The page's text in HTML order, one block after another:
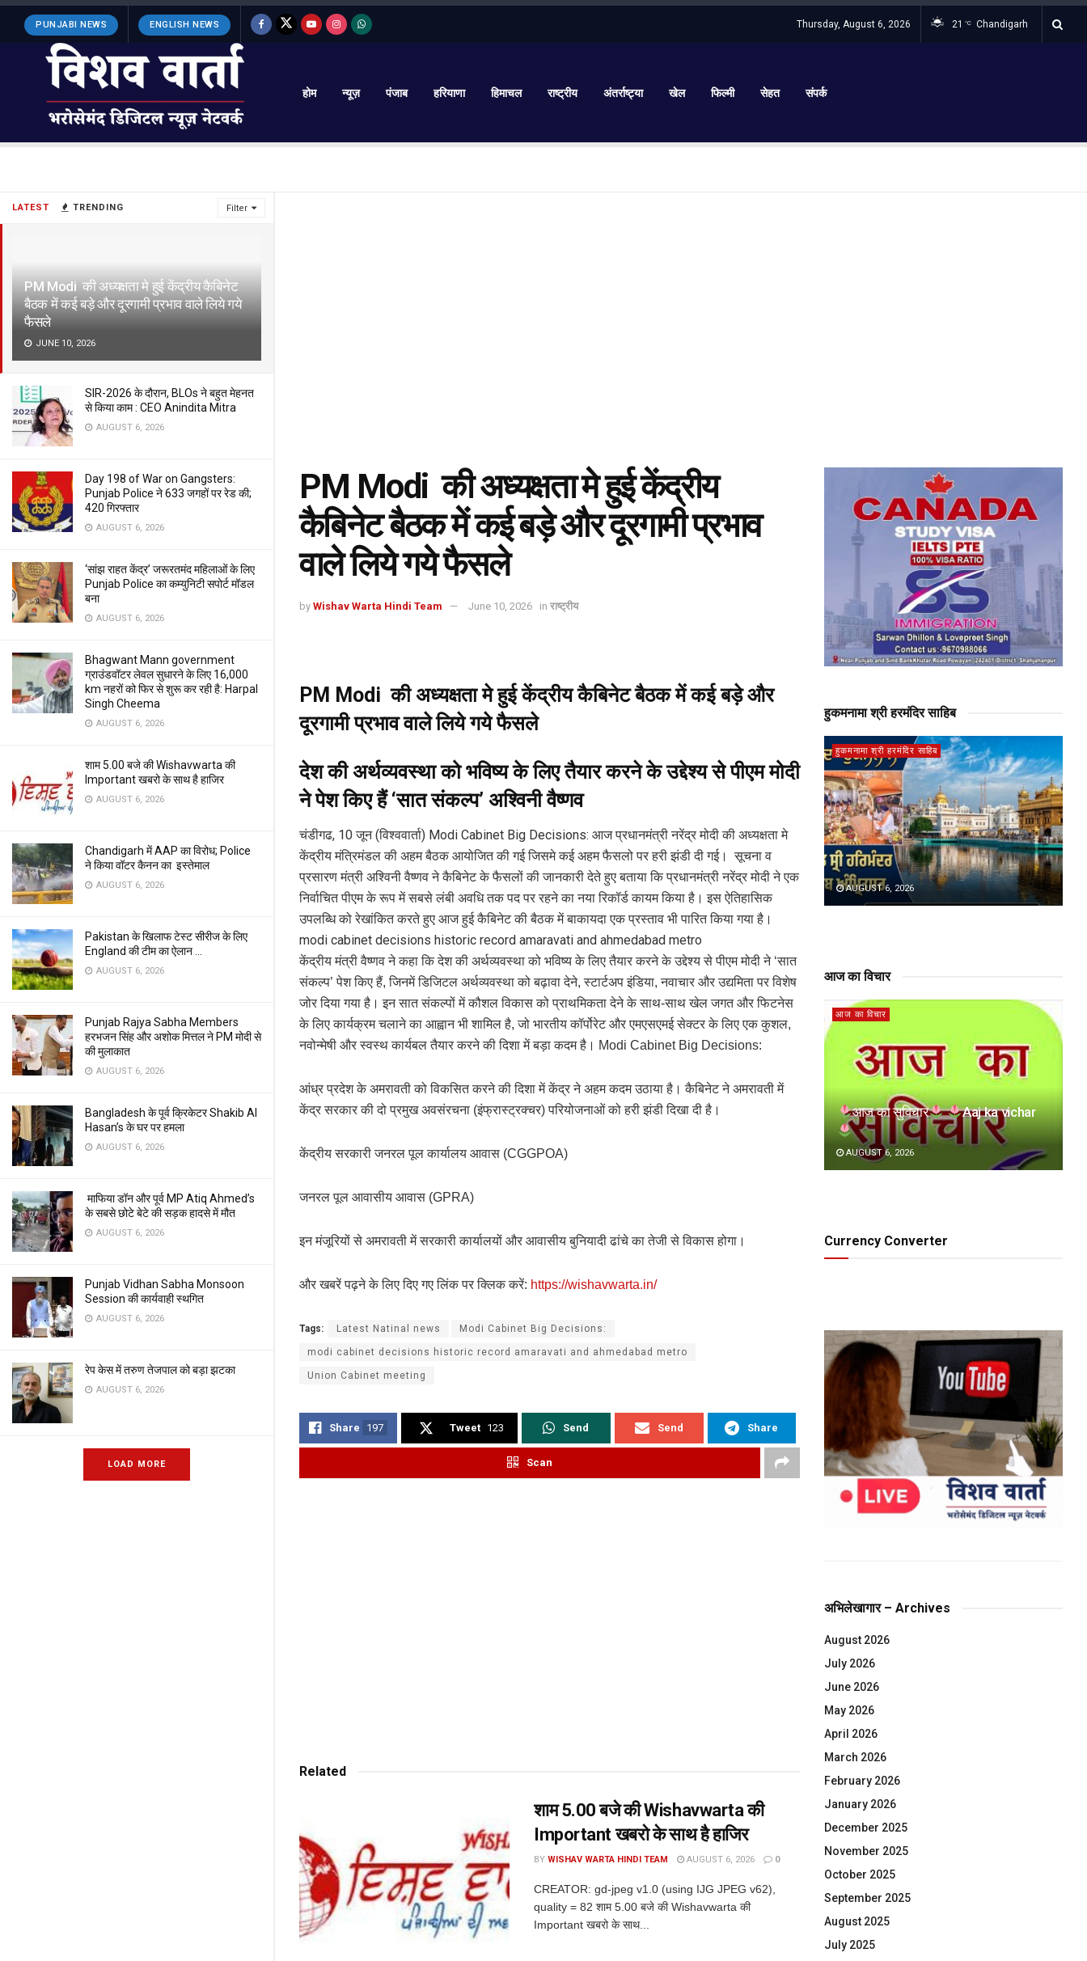
LATEST TRENDING Filter
PM Modi की अध्यक्षता मे हुई केंद्रीय कैबिनेट
बैठक में कई बड़े और दूरगामी प्रभाव वाले लिये गये
फैसले
JUNE 10, 2026
SIR-2026 के दौरान, BLOs ने बहुत मेहनत
से किया काम : CEO Anindita Mitra
AUGUST 6, 2026
Day 198 of War on Gangsters:
Punjab Police ने 633 जगहों पर रेड की;
420 गिरफ्तार
AUGUST 6, 2026
‘सांझ राहत केंद्र’ जरूरतमंद महिलाओं के लिए
Punjab Police का कम्युनिटी सपोर्ट मॉडल
बना
AUGUST 6, 2026
Bhagwant Mann government
ग्राउंडवॉटर लेवल सुधारने के लिए 16,000
km नहरों को फिर से शुरू कर रही है: Harpal
Singh Cheema
AUGUST 6, 2026
शाम 5.00 बजे की Wishavwarta की
Important खबरो के साथ है हाजिर
AUGUST 6, 2026
Chandigarh में AAP का विरोध; Police
ने किया वॉटर कैनन का इस्तेमाल
AUGUST 6, 2026
Pakistan के खिलाफ टेस्ट सीरीज के लिए
England की टीम का ऐलान …
AUGUST 6, 2026
Punjab Rajya Sabha Members
हरभजन सिंह और अशोक मित्तल ने PM मोदी से
की मुलाकात
AUGUST 6, 2026
Bangladesh के पूर्व क्रिकेटर Shakib Al
Hasan’s के घर पर हमला
AUGUST 6, 2026
माफिया डॉन और पूर्व MP Atiq Ahmed’s
के सबसे छोटे बेटे की सड़क हादसे में मौत
AUGUST 6, 2026
Punjab Vidhan Sabha Monsoon
Session की कार्यवाही स्थगित
AUGUST 6, 2026
रेप केस में तरुण तेजपाल को बड़ा झटका
AUGUST 6, 2026
LOAD MORE
PUNJABI NEWS ENGLISH NEWS Thursday, August 6, 2026 21 °C Chandigarh
होम न्यूज़ पंजाब हरियाणा हिमाचल राष्ट्रीय अंतर्राष्ट्या खेल फिल्मी सेहत संपर्क
PM Modi की अध्यक्षता मे हुई केंद्रीय
कैबिनेट बैठक में कई बड़े और दूरगामी प्रभाव
वाले लिये गये फैसले
by Wishav Warta Hindi Team June 10, 2026 in राष्ट्रीय
PM Modi की अध्यक्षता मे हुई केंद्रीय कैबिनेट बैठक में कई बड़े और
दूरगामी प्रभाव वाले लिये गये फैसले
देश की अर्थव्यवस्था को भविष्य के लिए तैयार करने के उद्देश्य से पीएम मोदी
ने पेश किए हैं ‘सात संकल्प’ अश्विनी वैष्णव
चंडीगढ, 10 जून (विश्ववार्ता) Modi Cabinet Big Decisions: आज प्रधानमंत्री नरेंद्र मोदी की अध्यक्षता मे
केंद्रीय मंत्रिमंडल की अहम बैठक आयोजित की गई जिसमे कई अहम फैसलो पर हरी झंडी दी गई। सूचना व
प्रसारण मंत्री अश्विनी वैष्णव ने कैबिनेट के फैसलों की जानकारी देते हुए बताया कि प्रधानमंत्री नरेंद्र मोदी ने एक
निर्वाचित पीएम के रूप में सबसे लंबी अवधि तक पद पर रहने का नया रिकॉर्ड कायम किया है। इस ऐतिहासिक
उपलब्धि को रेखांकित करते हुए आज हुई कैबिनेट की बैठक में बाकायदा एक प्रस्ताव भी पारित किया गया है।
modi cabinet decisions historic record amaravati and ahmedabad metro
केंद्रीय मंत्री वैष्णव ने कहा कि देश की अर्थव्यवस्था को भविष्य के लिए तैयार करने के उद्देश्य से पीएम मोदी ने ‘सात
संकल्प’ पेश किए हैं, जिनमें डिजिटल अर्थव्यवस्था को बढ़ावा देने, स्टार्टअप इंडिया, नवाचार और उद्यमिता पर विशेष
जोर दिया गया है। इन सात संकल्पों में कौशल विकास को प्राथमिकता देने के साथ-साथ खेल जगत और फिटनेस
के लिए कार्यक्रम चलाने का आह्वान भी शामिल है, जो भारतीय कॉर्पोरेट और एमएसएमई सेक्टर के लिए एक कुशल,
नवोन्मेषी और स्वस्थ कार्यबल तैयार करने की दिशा में बड़ा कदम है। Modi Cabinet Big Decisions:
आंध्र प्रदेश के अमरावती को विकसित करने की दिशा में केंद्र ने अहम कदम उठाया है। कैबिनेट ने अमरावती में
केंद्र सरकार की दो प्रमुख अवसंरचना (इंफ्रास्ट्रक्चर) परियोजनाओं को हरी झंडी दिखा दी है।
केंद्रीय सरकारी जनरल पूल कार्यालय आवास (CGGPOA)
जनरल पूल आवासीय आवास (GPRA)
इन मंजूरियों से अमरावती में सरकारी कार्यालयों और आवासीय बुनियादी ढांचे का तेजी से विकास होगा।
और खबरें पढ़ने के लिए दिए गए लिंक पर क्लिक करें: https://wishavwarta.in/
Tags: Latest Natinal news Modi Cabinet Big Decisions:
modi cabinet decisions historic record amaravati and ahmedabad metro
Union Cabinet meeting
Share 197 Tweet 123 Send Send Share
Scan
Related
शाम 5.00 बजे की Wishavwarta की
Important खबरो के साथ है हाजिर
BY WISHAV WARTA HINDI TEAM AUGUST 6, 2026 0
CREATOR: gd-jpeg v1.0 (using IJG JPEG v62),
quality = 82 शाम 5.00 बजे की Wishavwarta की
Important खबरो के साथ...
हुकमनामा श्री हरमंदिर साहिब
हुकमनामा श्री हरमंदिर साहिब
AUGUST 6, 2026
आज का विचार
आज का विचार
आज का सुविचार Aaj ka vichar
AUGUST 6, 2026
Currency Converter
अभिलेखागार – Archives
August 2026
July 2026
June 2026
May 2026
April 2026
March 2026
February 2026
January 2026
December 2025
November 2025
October 2025
September 2025
August 2025
July 2025